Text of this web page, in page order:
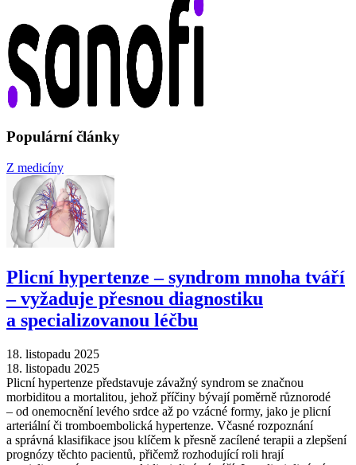
Populární články
Z medicíny
Plicní hypertenze –⁠ syndrom mnoha tváří
–⁠ vyžaduje přesnou diagnostiku
a specializovanou léčbu
18. listopadu 2025
18. listopadu 2025
Plicní hypertenze představuje závažný syndrom se značnou
morbiditou a mortalitou, jehož příčiny bývají poměrně různorodé
–⁠ od onemocnění levého srdce až po vzácné formy, jako je plicní
arteriální či tromboembolická hypertenze. Včasné rozpoznání
a správná klasifikace jsou klíčem k přesně zacílené terapii a zlepšení
prognózy těchto pacientů, přičemž rozhodující roli hrají